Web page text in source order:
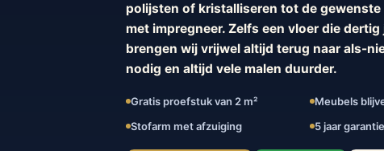
polijsten of kristalliseren tot de gewenste
met impregneer. Zelfs een vloer die
brengen wij vrijwel altijd terug naar als-
nodig en altijd vele malen duurder.
Gratis proefstuk van 2 m²
Meubels
Stofarm met afzuiging
5 jaar garantie